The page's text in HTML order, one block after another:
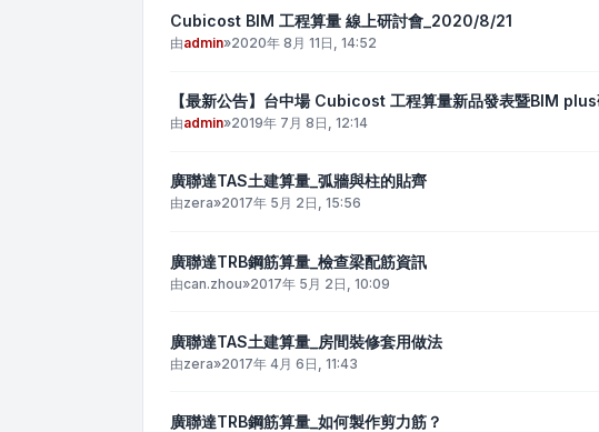
Cubicost BIM 工程算量 線上研討會_2020/8/21
由admin»2020年 8月 11日, 14:52
【最新公告】台中場 Cubicost 工程算量新品發表暨BIM
由admin»2019年 7月 8日, 12:14
廣聯達TAS土建算量_弧牆與柱的貼齊
由zera»2017年 5月 2日, 15:56
廣聯達TRB鋼筋算量_檢查梁配筋資訊
由can.zhou»2017年 5月 2日, 10:09
廣聯達TAS土建算量_房間裝修套用做法
由zera»2017年 4月 6日, 11:43
廣聯達TRB鋼筋算量_如何製作剪力筋？